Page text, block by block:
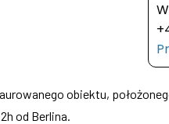
obiektu,
od Berlina.